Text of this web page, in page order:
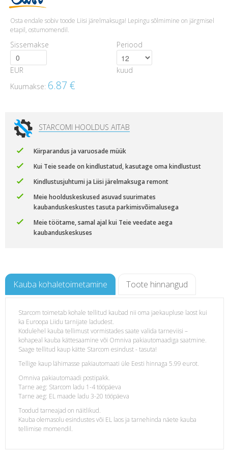
Osta endale sobiv toode Liisi järelmaksuga! Lepingu sõlmimine on järgmisel
etapil, ostumomendil.
Sissemakse
EUR
Periood
kuud
Kuumakse: 6.87 €
STARCOMI HOOLDUS AITAB
Kiirparandus ja varuosade müük
Kui Teie seade on kindlustatud, kasutage oma kindlustust
Kindlustusjuhtumi ja Liisi järelmaksuga remont
Meie hoolduskeskused asuvad suurimates
kaubanduskeskustes tasuta parkimisvõimalusega
Meie töötame, samal ajal kui Teie veedate aega
kaubanduskeskuses
Kauba kohaletoimetamine Toote hinnangud
Starcom toimetab kohale tellitud kaubad nii oma jaekaupluse laost kui
ka Euroopa Liidu tarnijate ladudest.
Kodulehel kauba tellimust vormistades saate valida tarneviisi –
kohapeal kauba kättesaamine või Omniva pakiautomaadiga saatmine.
Saage tellitud kaup kätte Starcom esindust - tasuta!
Tellige kaup lähimasse pakiautomaati üle Eesti hinnaga 5.99 eurot.
Omniva pakiautomaadi postipakk.
Tarne aeg: Starcom ladu 1-4 tööpäeva
Tarne aeg: EL maade ladu 3-20 tööpäeva
Toodud tarneajad on näitlikud.
Kauba olemasolu esindustes või EL laos ja tarnehinda näete kauba
tellimise momendil.